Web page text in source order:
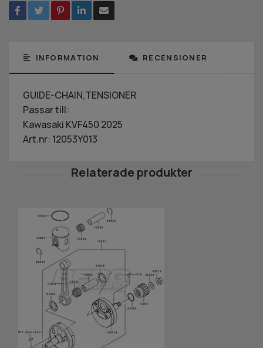
INFORMATION RECENSIONER
GUIDE-CHAIN,TENSIONER
Passar till:
Kawasaki KVF450 2025
Art.nr: 12053Y013